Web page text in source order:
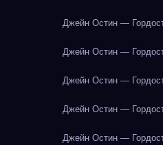
Джейн Остин —
Джейн Остин —
Джейн Остин —
Джейн Остин —
Джейн Остин —